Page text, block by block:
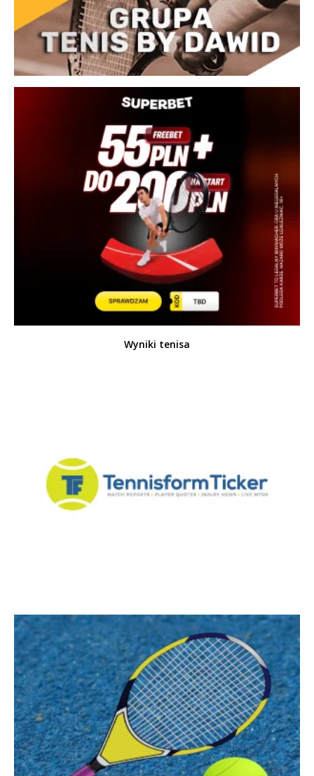
Wyniki tenisa